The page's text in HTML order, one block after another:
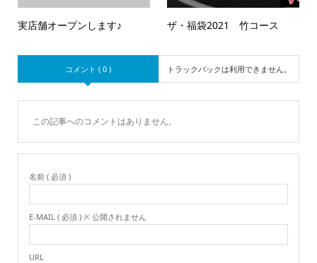
実店舗オープンします♪ ザ・福袋2021 竹コース
コメント ( 0 ) トラックバックは利用できません。
この記事へのコメントはありません。
名前 ( 必須 )
E-MAIL ( 必須 ) ※ 公開されません
URL